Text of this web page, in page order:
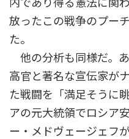
放ったこの戦争のプー
た。
他の分析も同様だ。
高官と著名な宣伝家が
た戦闘を「満足そうに
アの元大統領でロシア
ー・メドヴェージェフ